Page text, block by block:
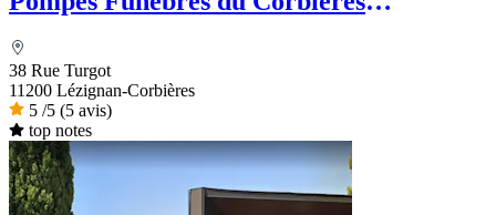
38 Rue Turgot
11200 Lézignan-Corbières
5 /5 (5 avis)
top notes